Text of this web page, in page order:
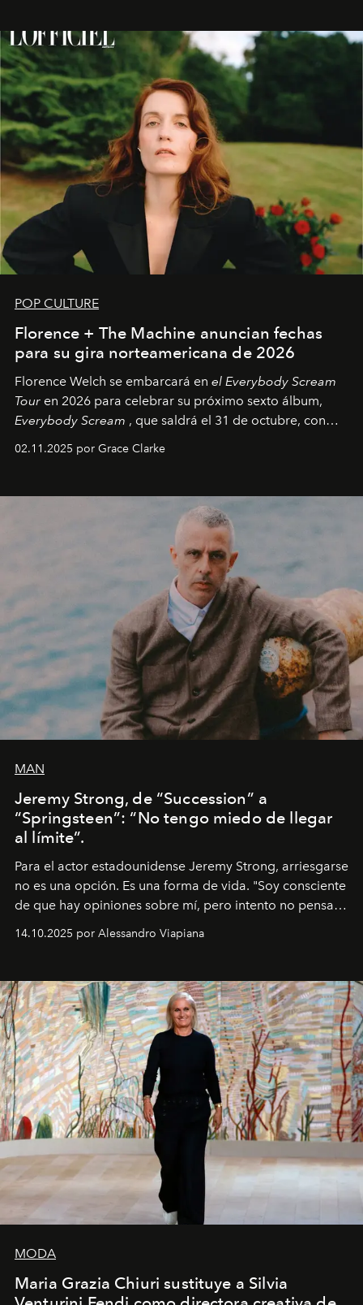
POP CULTURE
Florence + The Machine anuncian fechas
para su gira norteamericana de 2026
Florence Welch se embarcará en el Everybody Scream
Tour en 2026 para celebrar su próximo sexto álbum,
Everybody Scream , que saldrá el 31 de octubre, con
02.11.2025 por Grace Clarke
MAN
Jeremy Strong, de “Succession” a
“Springsteen”: “No tengo miedo de llegar
al límite”.
Para el actor estadounidense Jeremy Strong, arriesgarse
no es una opción. Es una forma de vida. "Soy consciente
de que hay opiniones sobre mí, pero intento no pensar
pérdida de tiempo", afirma.
14.10.2025 por Alessandro Viapiana
MODA
Maria Grazia Chiuri sustituye a Silvia